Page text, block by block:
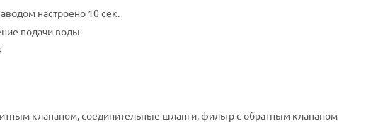
настроено 10 сек.
подачи воды
клапаном, соединительные шланги, фильтр с обратным клапаном